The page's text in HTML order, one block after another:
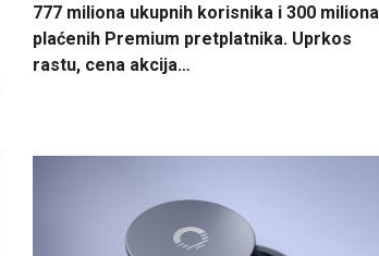
777 miliona ukupnih korisnika i 300 miliona
plaćenih Premium pretplatnika. Uprkos
rastu, cena akcija…